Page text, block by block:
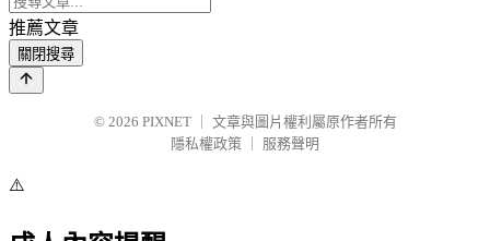
推薦文章
關閉搜尋
© 2026 PIXNET
文章與圖片權利屬原作者所有
隱私權政策
服務聲明
⚠️